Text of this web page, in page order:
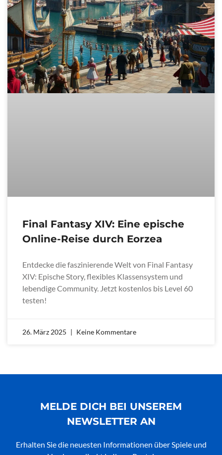
Final Fantasy XIV: Eine epische
Online-Reise durch Eorzea
Entdecke die faszinierende Welt von Final Fantasy
XIV: Epische Story, flexibles Klassensystem und
lebendige Community. Jetzt kostenlos bis Level 60
testen!
26. März 2025 Keine Kommentare
MELDE DICH BEI UNSEREM
NEWSLETTER AN
Erhalten Sie die neuesten Informationen über Spiele und